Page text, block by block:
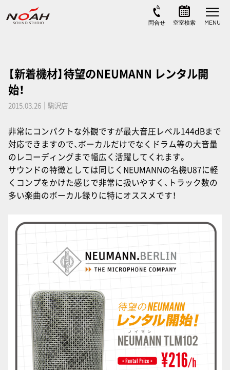
【新着機材】待望のNEUMANN レンタル開
始！
2015.03.26｜駒沢店
非常にコンパクトな外観ですが最大音圧レベル144dBまで
対応できますので、ボーカルだけでなくドラム等の大音量
のレコーディングまで幅広く活躍してくれます。
サウンドの特徴としては同じくNEUMANNの名機U87に軽
くコンプをかけた感じで非常に扱いやすく、トラック数の
多い楽曲のボーカル録りに特にオススメです！